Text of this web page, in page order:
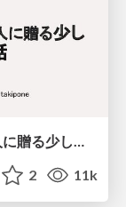
DNSにちょっとだけ詳しくなりたい人に贈る少し突っ込んだDNSの話 / devioday1_dns
2 11k